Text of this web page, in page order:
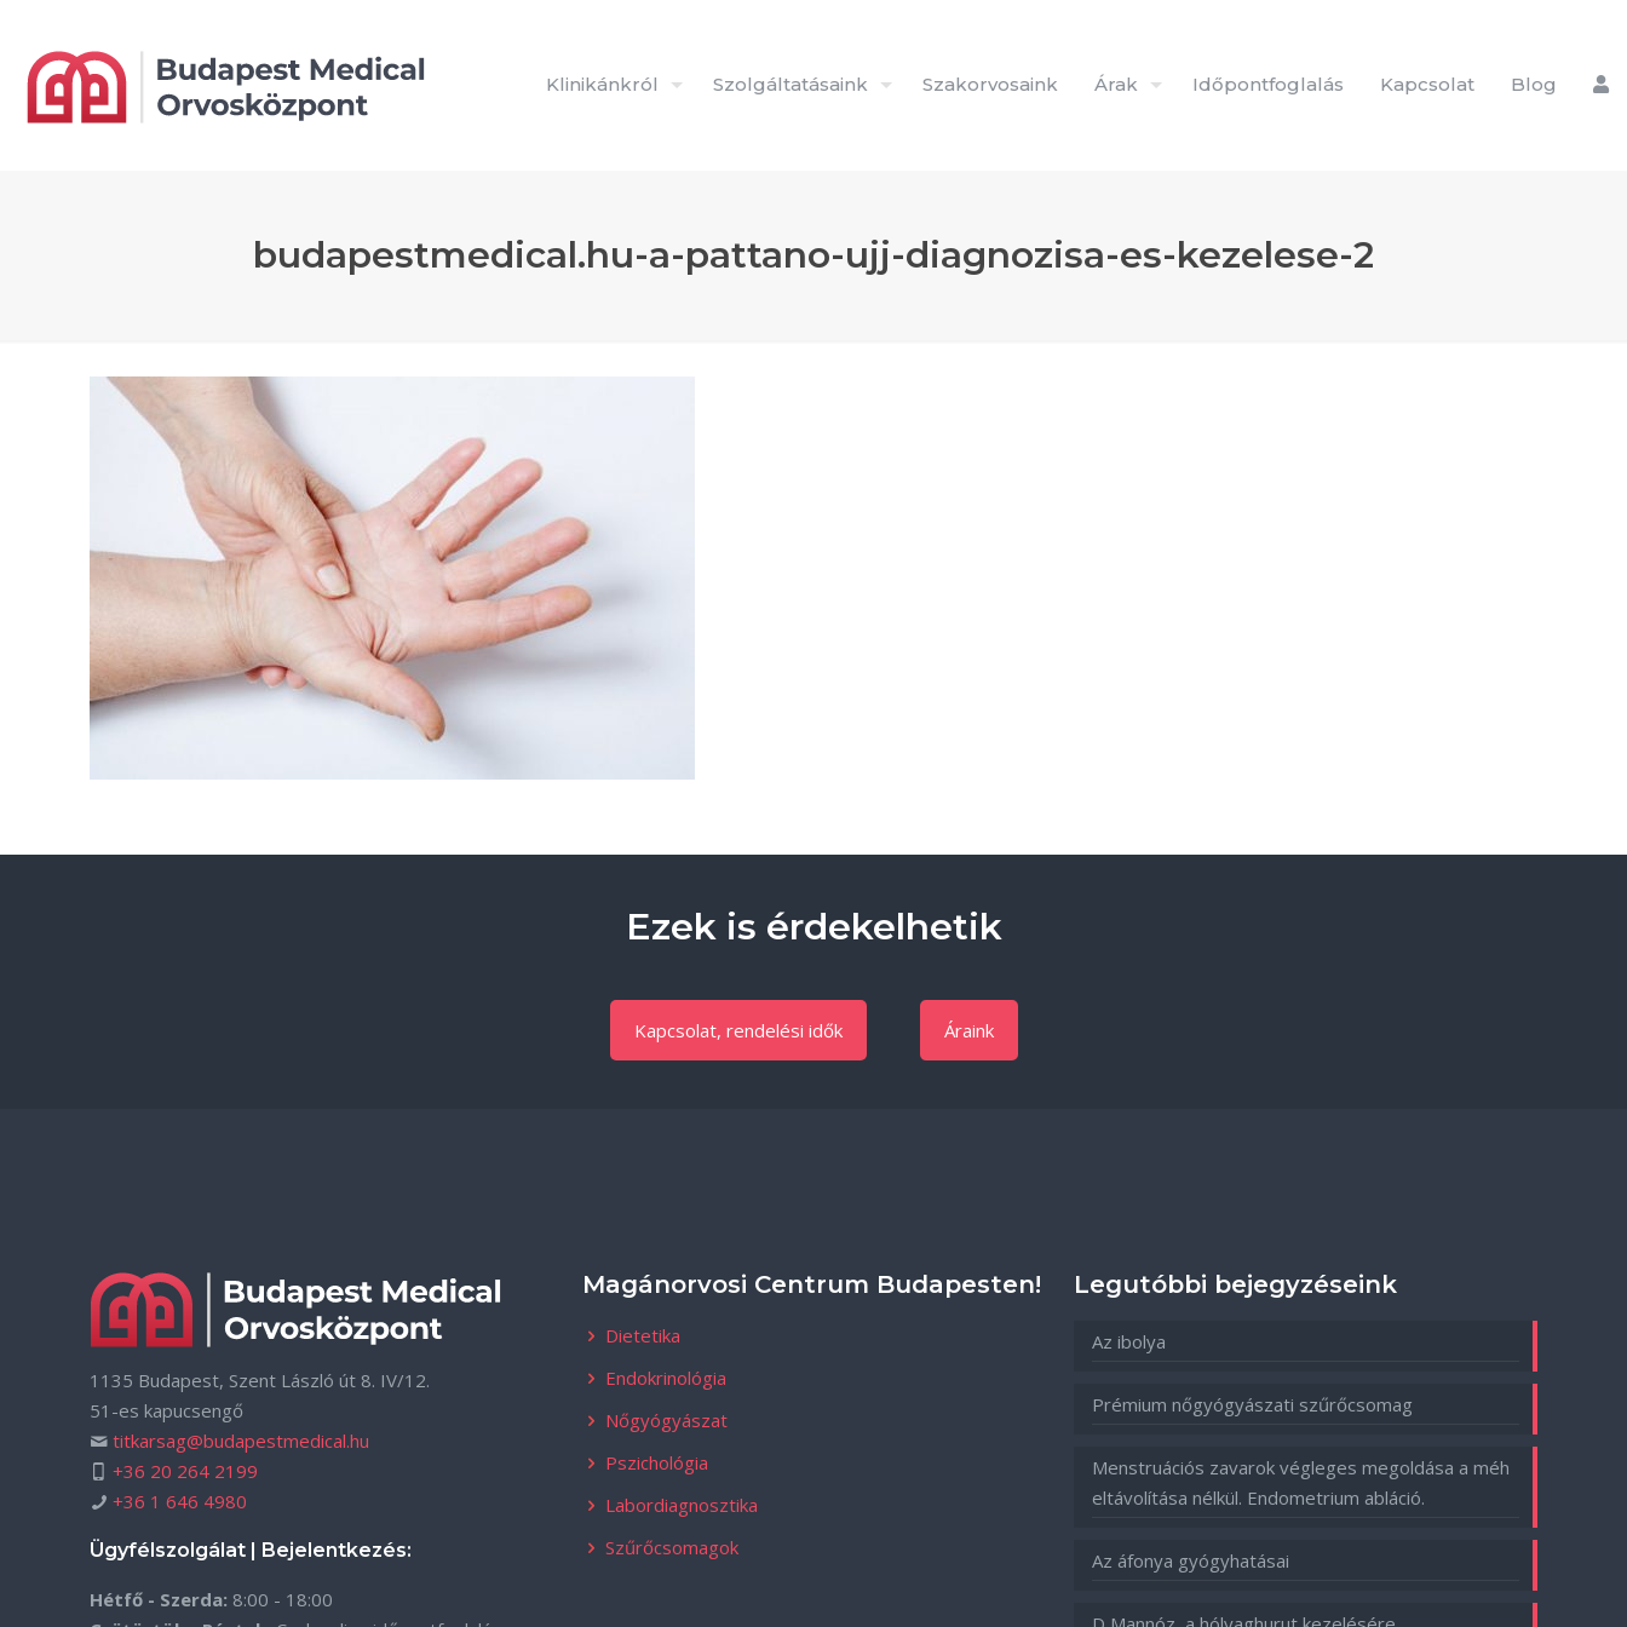
Klinikánkról Szolgáltatásaink Szakorvosaink Árak Időpontfoglalás Kapcsolat Blog
budapestmedical.hu-a-pattano-ujj-diagnozisa-es-kezelese-2
Ezek is érdekelhetik
Kapcsolat, rendelési idők Áraink
1135 Budapest, Szent László út 8. IV/12.
51-es kapucsengő
titkarsag@budapestmedical.hu
+36 20 264 2199
+36 1 646 4980
Ügyfélszolgálat | Bejelentkezés:
Hétfő - Szerda: 8:00 - 18:00
Magánorvosi Centrum Budapesten!
Dietetika
Endokrinológia
Nőgyógyászat
Pszichológia
Labordiagnosztika
Szűrőcsomagok
Legutóbbi bejegyzéseink
Az ibolya
Prémium nőgyógyászati szűrőcsomag
Menstruációs zavarok végleges megoldása a méh
eltávolítása nélkül. Endometrium abláció.
Az áfonya gyógyhatásai